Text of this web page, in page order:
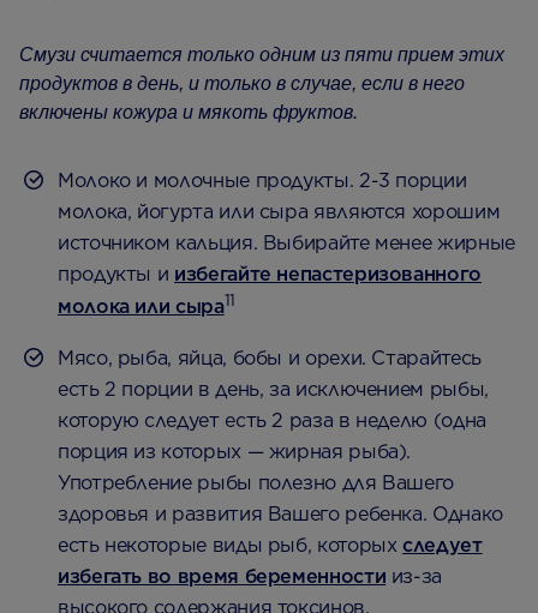
Смузи считается только одним из пяти прием этих
продуктов в день, и только в случае, если в него
включены кожура и мякоть фруктов.
Молоко и молочные продукты. 2-3 порции
молока, йогурта или сыра являются хорошим
источником кальция. Выбирайте менее жирные
продукты и избегайте непастеризованного
молока или сыра11
Мясо, рыба, яйца, бобы и орехи. Старайтесь
есть 2 порции в день, за исключением рыбы,
которую следует есть 2 раза в неделю (одна
порция из которых — жирная рыба).
Употребление рыбы полезно для Вашего
здоровья и развития Вашего ребенка. Однако
есть некоторые виды рыб, которыхследует
избегать во время беременности из-за
высокого содержания токсинов.